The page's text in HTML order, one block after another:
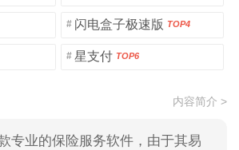
# 闪电盒子极速版 TOP4
# 星支付 TOP6
内容简介 >
专业的保险服务软件，由于其易